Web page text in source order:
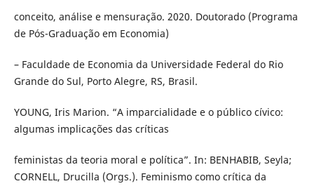
conceito, análise e mensuração. 2020. Doutorado (Programa
de Pós-Graduação em Economia)
– Faculdade de Economia da Universidade Federal do Rio
Grande do Sul, Porto Alegre, RS, Brasil.
YOUNG, Iris Marion. “A imparcialidade e o público cívico:
algumas implicações das críticas
feministas da teoria moral e política”. In: BENHABIB, Seyla;
CORNELL, Drucilla (Orgs.). Feminismo como crítica da